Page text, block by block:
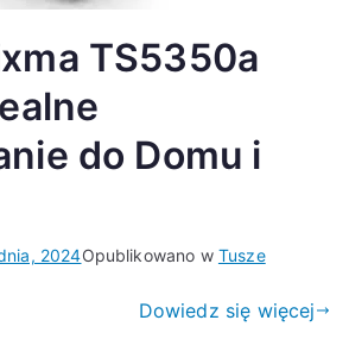
TS5350a
do Domu i
2024Opublikowano w Tusze
Dowiedz się więcej